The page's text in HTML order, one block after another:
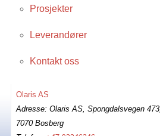
Prosjekter
Leverandører
Kontakt oss
Olaris AS
Adresse: Olaris AS, Spongdalsvegen 473,
7070 Bosberg